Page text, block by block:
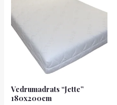
Vedrumadrats “Jette”
180x200cm